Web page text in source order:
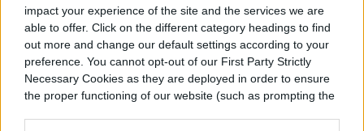
impact your experience of the site and the services we are
able to offer. Click on the different category headings to find
out more and change our default settings according to your
preference. You cannot opt-out of our First Party Strictly
Necessary Cookies as they are deployed in order to ensure
the proper functioning of our website (such as prompting the
Una instalación publicitaria inusual ha
captado la atención de transeúntes y